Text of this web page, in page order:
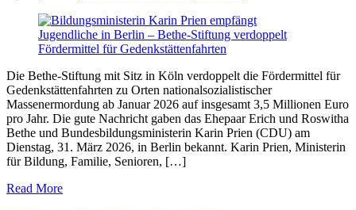
Die Bethe-Stiftung mit Sitz in Köln verdoppelt die Fördermittel für
Gedenkstättenfahrten zu Orten nationalsozialistischer
Massenermordung ab Januar 2026 auf insgesamt 3,5 Millionen Euro
pro Jahr. Die gute Nachricht gaben das Ehepaar Erich und Roswitha
Bethe und Bundesbildungsministerin Karin Prien (CDU) am
Dienstag, 31. März 2026, in Berlin bekannt. Karin Prien, Ministerin
für Bildung, Familie, Senioren, […]
Read More